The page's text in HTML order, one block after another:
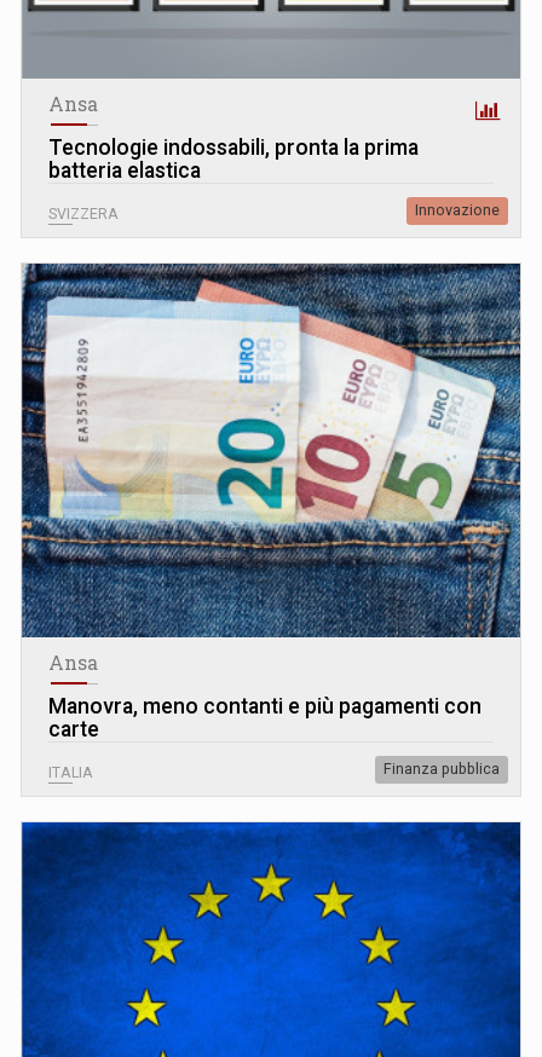
Ansa
Tecnologie indossabili, pronta la prima
batteria elastica
SVIZZERA Innovazione
Ansa
Manovra, meno contanti e più pagamenti con
carte
ITALIA Finanza pubblica